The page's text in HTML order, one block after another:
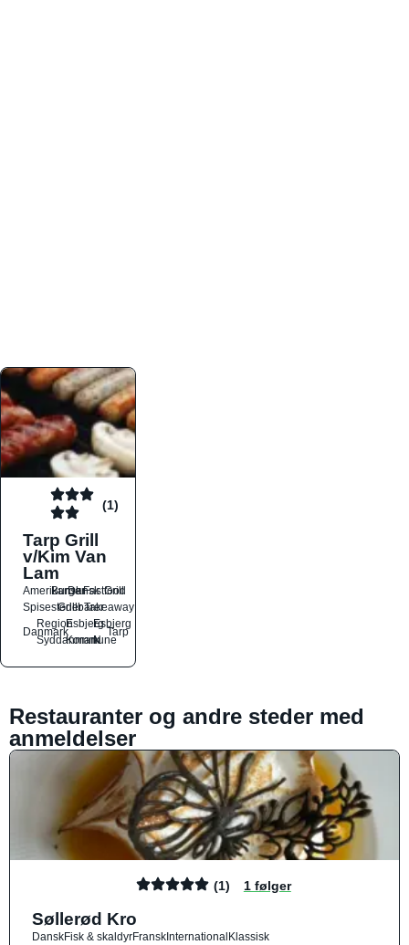
(1)
Tarp Grill
v/Kim Van
Lam
Amerikansk
BurgerDanskFastfood
Grill
SpisestederGrillbarerTakeaway
Danmark
Region
Syddanmark
Esbjerg
Kommune
Esbjerg
N
Tarp
Restauranter og andre steder med
anmeldelser
(1) 1 følger
Søllerød Kro
DanskFisk & skaldyrFranskInternationalKlassisk